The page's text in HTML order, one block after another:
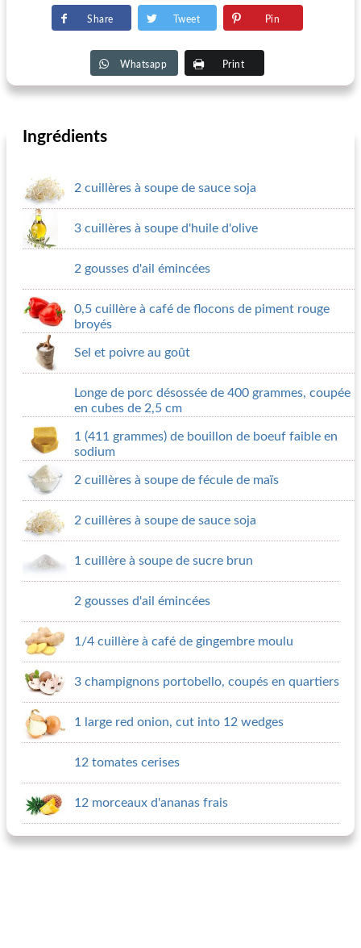
Share Tweet Pin
Whatsapp Print
Ingrédients
2 cuillères à soupe de sauce soja
3 cuillères à soupe d'huile d'olive
2 gousses d'ail émincées
0,5 cuillère à café de flocons de piment rouge
broyés
Sel et poivre au goût
Longe de porc désossée de 400 grammes, coupée
en cubes de 2,5 cm
1 (411 grammes) de bouillon de boeuf faible en
sodium
2 cuillères à soupe de fécule de maïs
2 cuillères à soupe de sauce soja
1 cuillère à soupe de sucre brun
2 gousses d'ail émincées
1/4 cuillère à café de gingembre moulu
3 champignons portobello, coupés en quartiers
1 large red onion, cut into 12 wedges
12 tomates cerises
12 morceaux d'ananas frais